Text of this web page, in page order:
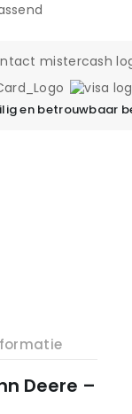
en betrouwbaar
Deere –